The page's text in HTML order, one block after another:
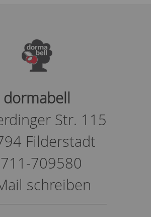
dormabell
Str. 115
Filderstadt
709580
schreiben